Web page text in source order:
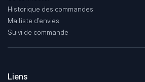
Historique des commandes
Ma liste d'envies
Suivi de commande
Liens